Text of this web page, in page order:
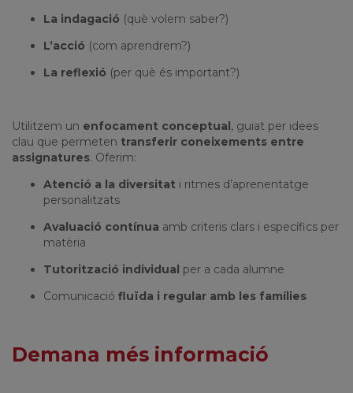
La indagació (què volem saber?)
L’acció (com aprendrem?)
La reflexió (per què és important?)
Utilitzem un enfocament conceptual, guiat per idees
clau que permeten transferir coneixements entre
assignatures. Oferim:
Atenció a la diversitat i ritmes d’aprenentatge
personalitzats
Avaluació contínua amb criteris clars i específics per
matèria
Tutorització individual per a cada alumne
Comunicació fluïda i regular amb les famílies
Demana més informació